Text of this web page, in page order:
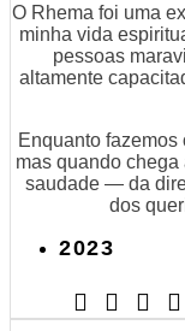
O Rhema foi uma
minha vida
pessoas
altamente
Enquanto
mas quando
saudade — da
dos
2023
   